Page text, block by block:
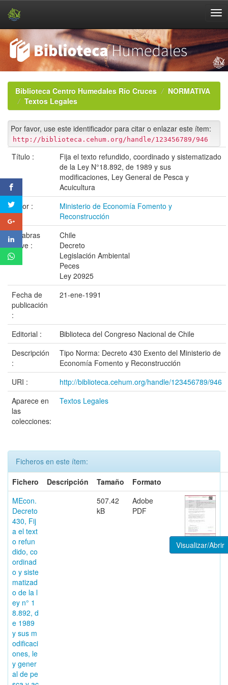
navigationBiblioteca Centro Humedales Río Cruces
NORMATIVA
Textos Legales
Por favor, use este identificador para citar o enlazar este ítem:
http://biblioteca.cehum.org/handle/123456789/946
Título :
Fija el texto refundido, coordinado y sistematizado
de la Ley N°18.892, de 1989 y sus
modificaciones, Ley General de Pesca y
Acuicultura
Autor :
Ministerio de Economía Fomento y
Reconstrucción
Palabras
clave :
Chile
Decreto
Legislación Ambiental
Peces
Ley 20925
Fecha de
publicación
:
21-ene-1991
Editorial :
Biblioteca del Congreso Nacional de Chile
Descripción
:
Tipo Norma: Decreto 430 Exento del Ministerio de
Economía Fomento y Reconstrucción
URI :
http://biblioteca.cehum.org/handle/123456789/946
Aparece en
las
colecciones:
Textos Legales
Ficheros en este ítem:
Fichero
Descripción Tamaño
Formato
MEcon.
Decreto
430, Fij
a el text
o refun
dido, co
ordinad
o y siste
matizad
o de la l
ey n° 1
8.892, d
e 1989
y sus m
odificaci
ones, le
y gener
al de pe
507.42
kB
Adobe
PDF
Visualizar/Abrir